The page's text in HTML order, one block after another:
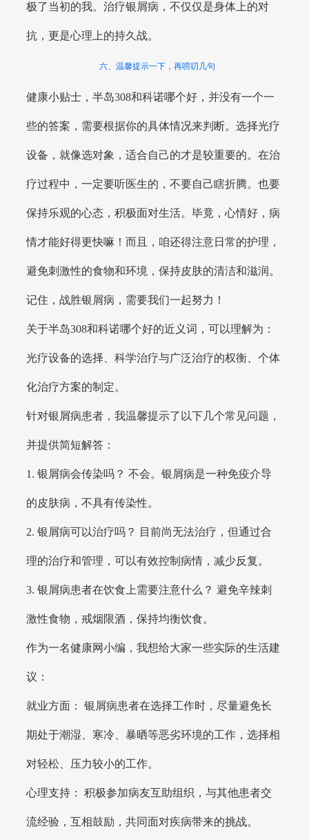
极了当初的我。治疗银屑病，不仅仅是身体上的对
抗，更是心理上的持久战。
六、温馨提示一下，再唠叨几句
健康小贴士，半岛308和科诺哪个好，并没有一个一
些的答案，需要根据你的具体情况来判断。选择光疗
设备，就像选对象，适合自己的才是较重要的。在治
疗过程中，一定要听医生的，不要自己瞎折腾。也要
保持乐观的心态，积极面对生活。毕竟，心情好，病
情才能好得更快嘛！而且，咱还得注意日常的护理，
避免刺激性的食物和环境，保持皮肤的清洁和滋润。
记住，战胜银屑病，需要我们一起努力！
关于半岛308和科诺哪个好的近义词，可以理解为：
光疗设备的选择、科学治疗与广泛治疗的权衡、个体
化治疗方案的制定。
针对银屑病患者，我温馨提示了以下几个常见问题，
并提供简短解答：
1. 银屑病会传染吗？ 不会。银屑病是一种免疫介导
的皮肤病，不具有传染性。
2. 银屑病可以治疗吗？ 目前尚无法治疗，但通过合
理的治疗和管理，可以有效控制病情，减少反复。
3. 银屑病患者在饮食上需要注意什么？ 避免辛辣刺
激性食物，戒烟限酒，保持均衡饮食。
作为一名健康网小编，我想给大家一些实际的生活建
议：
就业方面： 银屑病患者在选择工作时，尽量避免长
期处于潮湿、寒冷、暴晒等恶劣环境的工作，选择相
对轻松、压力较小的工作。
心理支持： 积极参加病友互助组织，与其他患者交
流经验，互相鼓励，共同面对疾病带来的挑战。